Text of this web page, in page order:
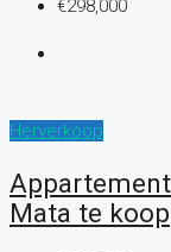
€298,000
Herverkoop
Mata te koop